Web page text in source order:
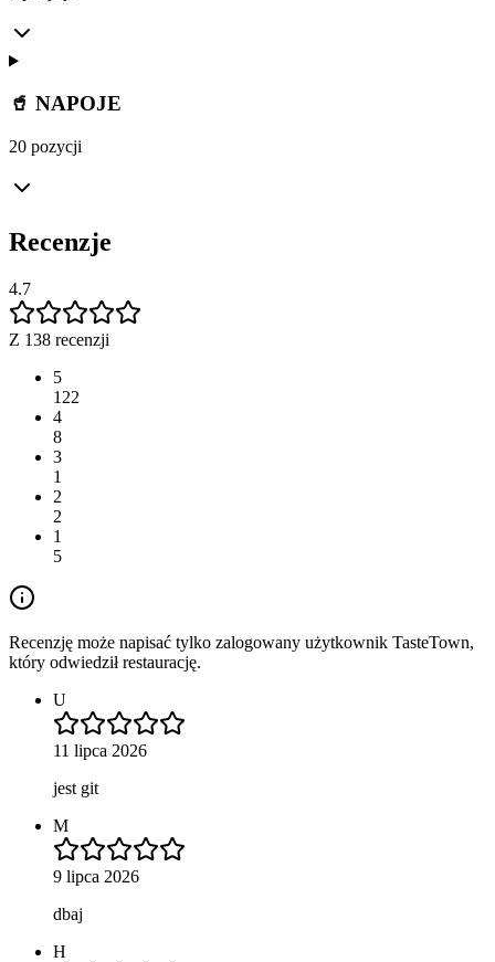
🥤 NAPOJE
20 pozycji
Recenzje
4.7
Z 138 recenzji
5
122
4
8
3
1
2
2
1
5
Recenzję może napisać tylko zalogowany użytkownik TasteTown,
który odwiedził restaurację.
U
11 lipca 2026
jest git
M
9 lipca 2026
dbaj
H